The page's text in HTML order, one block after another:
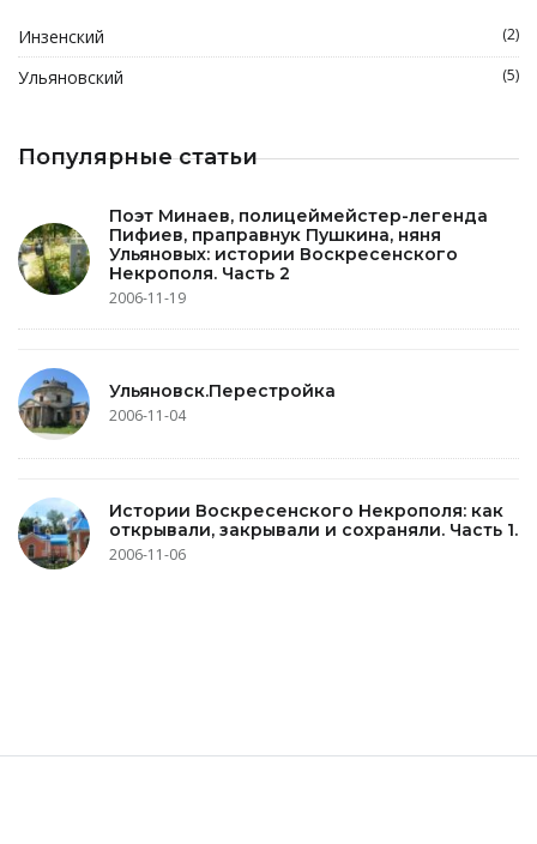
Инзенский (2)
Ульяновский (5)
Популярные статьи
Поэт Минаев, полицеймейстер-легенда
Пифиев, праправнук Пушкина, няня
Ульяновых: истории Воскресенского
Некрополя. Часть 2
2006-11-19
Ульяновск.Перестройка
2006-11-04
Истории Воскресенского Некрополя: как
открывали, закрывали и сохраняли. Часть 1.
2006-11-06